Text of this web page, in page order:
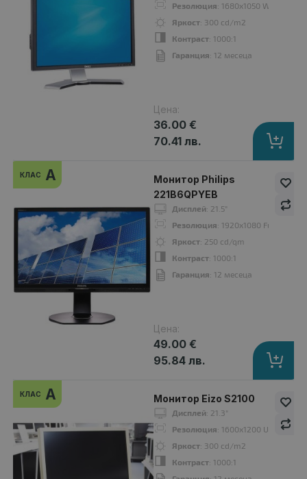
Монитор NEC EA223WM
Дисплей: 22"
Резолюция
: 1680x1050 WSXGA+16:10
Яркост: 250 cd/m2
Контраст: 1000:1
Гаранция: 12 месеца
A
клас
Резолюция: 1680x1050
Яркост: 300 cd/m2
Контраст: 1000:1
Гаранция: 12 месеца
Цена:
36.00 €
70.41 лв.
КЛАС A
Монитор Philips
221B6QPYEB
Дисплей: 21.5"
Резолюция: 1920x1080 Full HD
Яркост: 250 cd/qm
Контраст: 1000:1
Гаранция: 12 месеца
Цена:
49.00 €
95.84 лв.
КЛАС A Монитор Eizo S2100
Дисплей: 21.3"
Резолюция: 1600x1200 UXGA 4:3
Яркост: 300 cd/m2
Контраст: 1000:1